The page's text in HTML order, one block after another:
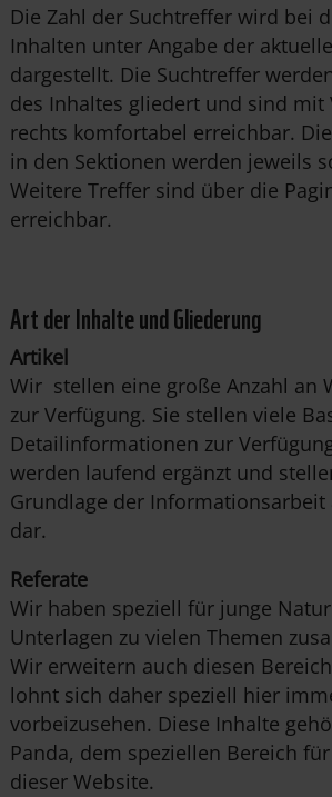
Die Zahl der Suchtreffer wird bei
Inhalten unter Angabe der
dargestellt. Die Suchtreffer
des Inhaltes gliedert und sind mit
rechts komfortabel erreichbar.
in den Sektionen werden jeweils
Weitere Treffer sind über die
erreichbar.
Art der Inhalte und Gliederung
Artikel
Wir stellen eine große Anzahl an
zur Verfügung. Sie stellen viele
Detailinformationen zur
werden laufend ergänzt und
Grundlage der Informationsarbeit
dar.
Referate
Wir haben speziell für junge
Unterlagen zu vielen Themen
Wir erweitern auch diesen
lohnt sich daher speziell hier
vorbeizusehen. Diese Inhalte
Panda, dem speziellen Bereich
dieser Website.